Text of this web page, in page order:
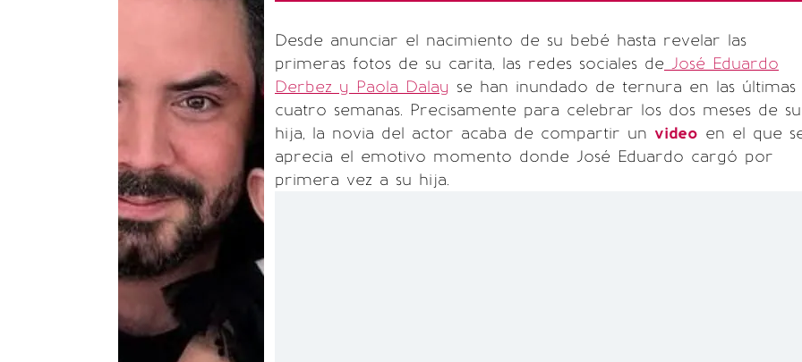
Desde anunciar el nacimiento de su bebé hasta revelar las
primeras fotos de su carita, las redes sociales de José Eduardo
Derbez y Paola Dalay se han inundado de ternura en las últimas
cuatro semanas. Precisamente para celebrar los dos meses de su
hija, la novia del actor acaba de compartir un video en el que
aprecia el emotivo momento donde José Eduardo cargó por
primera vez a su hija.